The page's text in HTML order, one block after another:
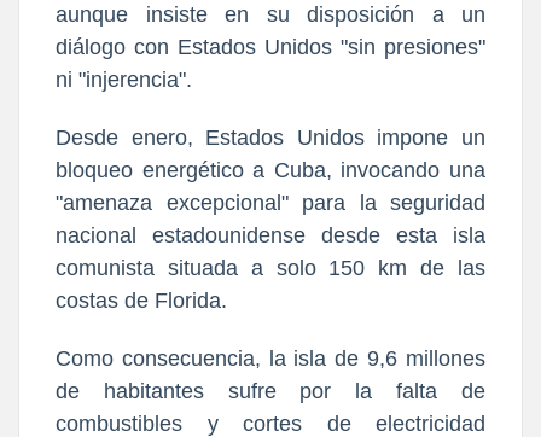
aunque insiste en su disposición a un
diálogo con Estados Unidos "sin presiones"
ni "injerencia".
Desde enero, Estados Unidos impone un
bloqueo energético a Cuba, invocando una
"amenaza excepcional" para la seguridad
nacional estadounidense desde esta isla
comunista situada a solo 150 km de las
costas de Florida.
Como consecuencia, la isla de 9,6 millones
de habitantes sufre por la falta de
combustibles y cortes de electricidad